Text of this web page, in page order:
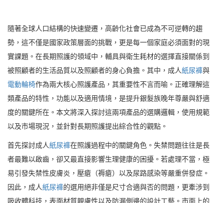
隨著全球人口結構的快速變遷，高齡化社會已成為不可逆轉的趨
勢，這不僅是國家政策層面的挑戰，更是每一個家庭必須面對的現
實課題。在長期照護的領域中，輔具與衛生耗材的選擇直接關係到
被照顧者的生活品質以及照顧者的身心負擔。其中，成人紙尿褲與
電動輪椅作為兩大核心照護產品，其重要性不言而喻。正確理解這
類產品的特性，功能以及適用情境，是提升銀髮族晚年尊嚴與舒適
度的關鍵所在。本文將深入探討這兩項產品的選購邏輯，使用規範
以及市場現況，並針對長期照護提出綜合性的觀點。
首先探討成人紙尿褲在照護過程中的關鍵角色。失禁問題往往是長
者最難以啟齒，卻又最直接影響生理健康的困擾。若處理不當，極
易引發失禁性皮膚炎，壓瘡（褥瘡）以及尿路感染等嚴重併發症。
因此，成人紙尿褲的選用絕非僅是尺寸合適與否的問題，更牽涉到
吸收體科技，表面材質親膚性以及防漏側邊的設計工藝。市面上的